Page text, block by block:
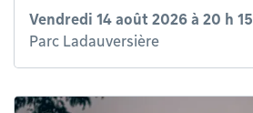
Vendredi 14 août 2026 à 20 h 15
Parc Ladauversière